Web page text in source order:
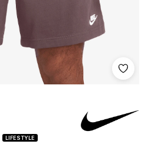
Shto
LIFESTYLE